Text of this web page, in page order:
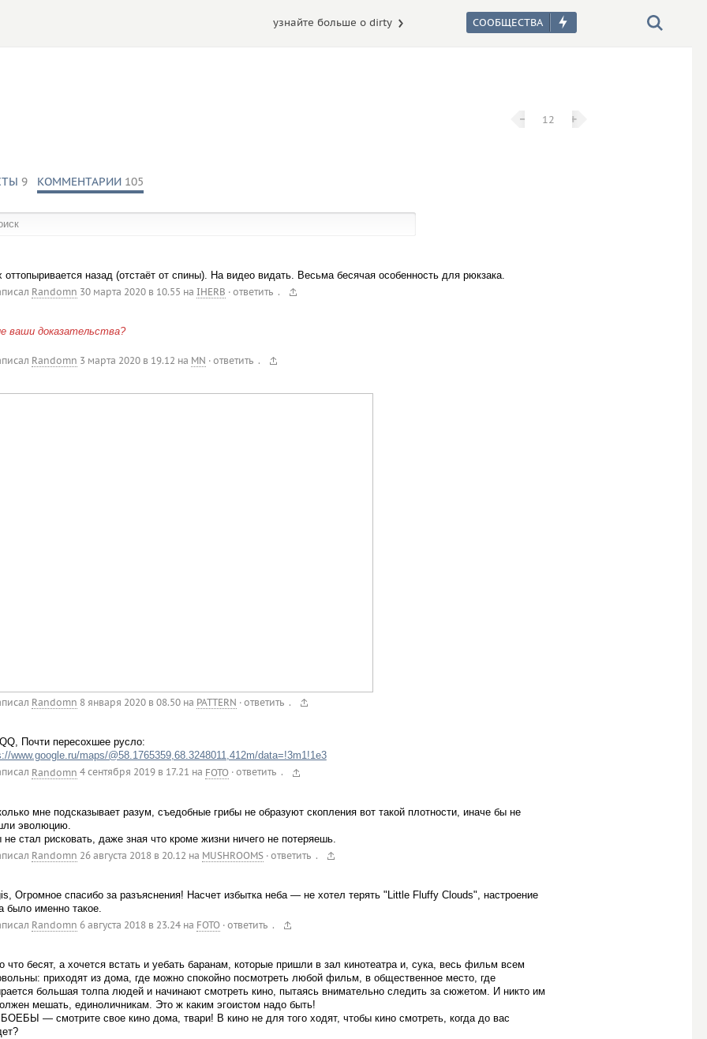
узнайте больше о dirty
− 12 +
9 КОММЕНТАРИИ 105
оттопыривается назад (отстаёт от спины). На видео видать. Весьма бесячая особенность для рюкзака.
Randomn 30 марта 2020 в 10.55 на IHERB · ответить .
ваши доказательства?
Randomn 3 марта 2020 в 19.12 на MN · ответить .
Randomn 8 января 2020 в 08.50на PATTERN · ответить .
Почти пересохшее русло:
www.google.ru/maps/@58.1765359,68.3248011,412m/data=!3m1!1e3
Randomn 4 сентября 2019 в 17.21 на FOTO · ответить .
мне подсказывает разум, съедобные грибы не образуют скопления вот такой плотности, иначе бы не
эволюцию.
стал рисковать, даже зная что кроме жизни ничего не потеряешь.
Randomn 26 августа 2018 в 20.12 на MUSHROOMS · ответить .
Огромное спасибо за разъяснения! Насчет избытка неба — не хотел терять "Little Fluffy Clouds", настроение
было именно такое.
Randomn 6 августа 2018 в 23.24на FOTO · ответить .
что бесят, а хочется встать и уебать баранам, которые пришли в зал кинотеатра и, сука, весь фильм всем
приходят из дома, где можно спокойно посмотреть любой фильм, в общественное место, где
большая толпа людей и начинают смотреть кино, пытаясь внимательно следить за сюжетом. И никто им
мешать, единоличникам. Это ж каким эгоистом надо быть!
— смотрите свое кино дома, твари! В кино не для того ходят, чтобы кино смотреть, когда до вас